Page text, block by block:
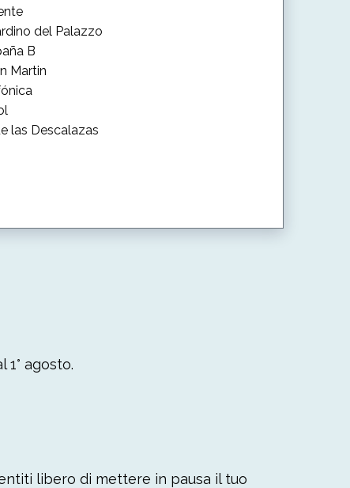
del Palazzo
B
Martin
las Descalazas
agosto.
libero di mettere in pausa il tuo